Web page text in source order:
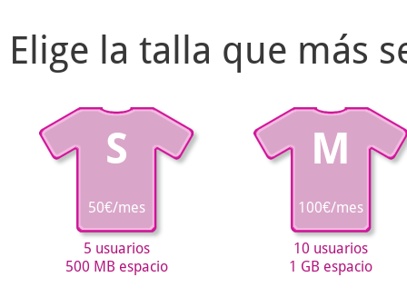
Elige la talla que más
S
50€/mes
5 usuarios
500 MB espacio
M
100€/mes
10 usuarios
1 GB espacio